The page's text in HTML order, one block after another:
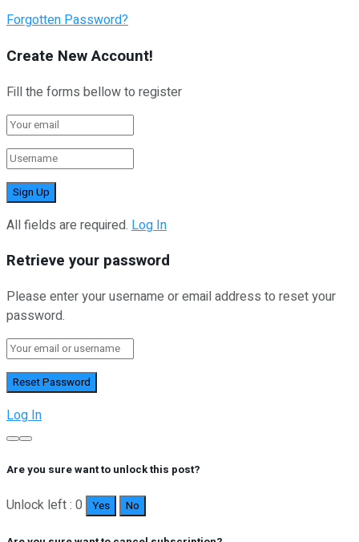
Forgotten Password?
Create New Account!
Fill the forms bellow to register
All fields are required. Log In
Retrieve your password
Please enter your username or email address to reset your
password.
Log In
Are you sure want to unlock this post?
Unlock left : 0 Yes No